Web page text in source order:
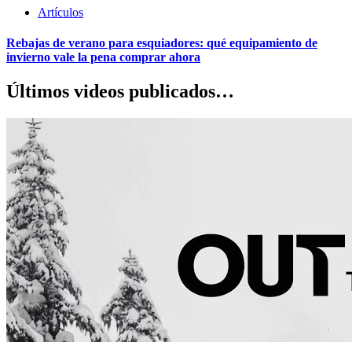
Artículos
Rebajas de verano para esquiadores: qué equipamiento de
invierno vale la pena comprar ahora
Últimos videos publicados…